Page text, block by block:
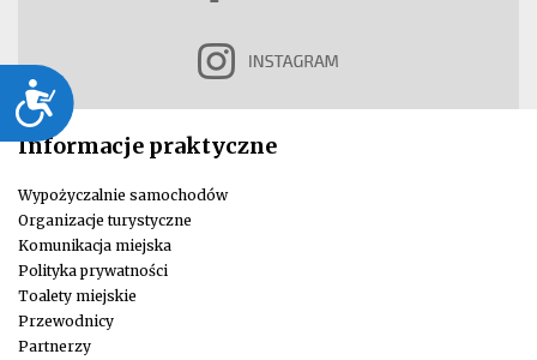
Dostępność
Informacje praktyczne
Wypożyczalnie samochodów
Organizacje turystyczne
Komunikacja miejska
Polityka prywatności
Toalety miejskie
Przewodnicy
Partnerzy